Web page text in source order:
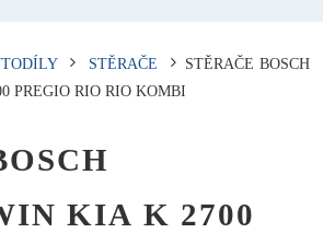
STĚRAČE
STĚRAČE BOSCH
PREGIO RIO RIO KOMBI
KIA K 2700